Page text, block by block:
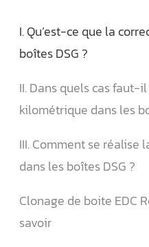
I. Qu’est-ce que la
boîtes DSG ?
II. Dans quels cas faut-
kilométrique dans les
III. Comment se
dans les boîtes DSG ?
Clonage de boite EDC
savoir